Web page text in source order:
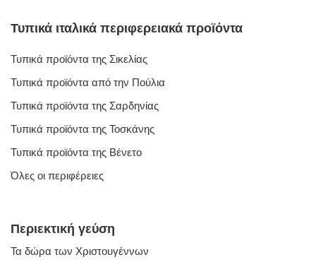
Τυπικά ιταλικά περιφερειακά προϊόντα
Τυπικά προϊόντα της Σικελίας
Τυπικά προϊόντα από την Πούλια
Τυπικά προϊόντα της Σαρδηνίας
Τυπικά προϊόντα της Τοσκάνης
Τυπικά προϊόντα της Βένετο
Όλες οι περιφέρειες
Περιεκτική γεύση
Τα δώρα των Χριστουγέννων